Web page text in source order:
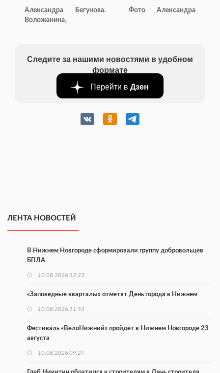
Александра Бегунова. Фото Александра
Воложанина.
Следите за нашими новостями в удобном
формате
Перейти в Дзен
ЛЕНТА НОВОСТЕЙ
В Нижнем Новгороде сформировали группу добровольцев
БПЛА
10.08.2026 12:23
«Заповедные кварталы» отметят День города в Нижнем
10.08.2026 11:53
Фестиваль «ВелоНижний» пройдет в Нижнем Новгороде 23
августа
10.08.2026 09:27